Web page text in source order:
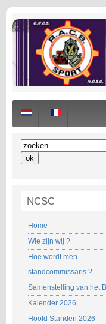
NCSC
Home
Wie zijn wij ?
Hoe wordt men
standcommissaris ?
Samenstelling van het
Kalender 2026
Hoofd Standen 2026